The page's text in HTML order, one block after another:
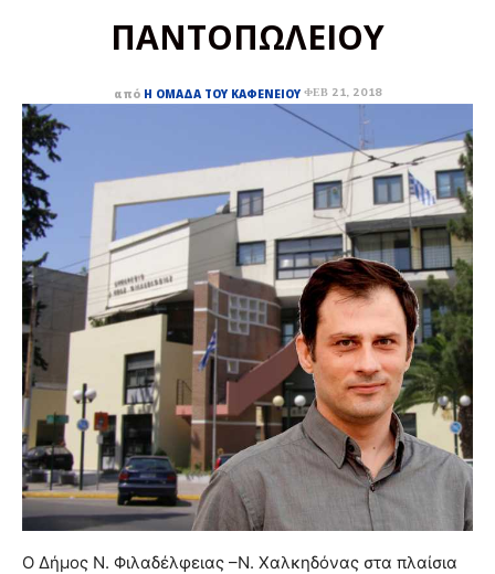
ΠΑΝΤΟΠΩΛΕΙΟΥ
από Η ΟΜΆΔΑ ΤΟΥ ΚΑΦΕΝΕΊΟΥ ΦΕΒ 21, 2018
Ο Δήμος Ν. Φιλαδέλφειας –Ν. Χαλκηδόνας στα πλαίσια